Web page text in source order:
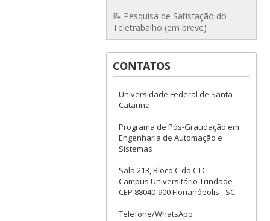
📝 Pesquisa de Satisfação do
Teletrabalho (em breve)
CONTATOS
Universidade Federal de Santa
Catarina
Programa de Pós-Graudação em
Engenharia de Automação e
Sistemas
Sala 213, Bloco C do CTC
Campus Universitário Trindade
CEP 88040-900 Florianópolis - SC
Telefone/WhatsApp